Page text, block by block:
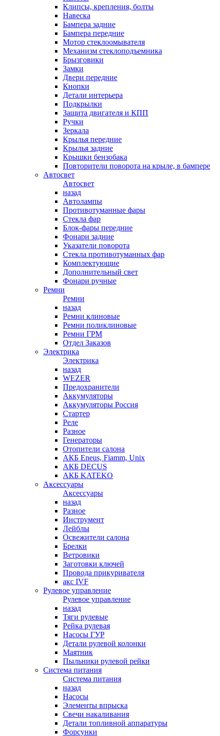
Клипсы, крепления, болты
Навеска
Бампера задние
Бампера передние
Мотор стеклоомывателя
Механизм стеклоподъемника
Брызговики
Замки
Двери передние
Кнопки
Детали интерьера
Подкрылки
Защита двигателя и КПП
Ручки
Зеркала
Крылья передние
Крылья задние
Крышки бензобака
Повторители поворота на крыле, в бампере
Автосвет
Автосвет
назад
Автолампы
Противотуманные фары
Стекла фар
Блок-фары передние
Фонари задние
Указатели поворота
Стекла противотуманных фар
Комплектующие
Дополнительный свет
Фонари ручные
Ремни
Ремни
назад
Ремни клиновые
Ремни поликлиновые
Ремни ГРМ
Отдел Заказов
Электрика
Электрика
назад
WEZER
Предохранители
Аккумуляторы
Аккумуляторы Россия
Стартер
Реле
Разное
Генераторы
Отопители салона
АКБ Eneus, Fiamm, Unix
АКБ DECUS
АКБ KATEKO
Аксессуары
Аксессуары
назад
Разное
Инструмент
Лейблы
Освежители салона
Брелки
Ветровики
Заготовки ключей
Провода прикуривателя
акс IVF
Рулевое управление
Рулевое управление
назад
Тяги рулевые
Рейка рулевая
Насосы ГУР
Детали рулевой колонки
Маятник
Пыльники рулевой рейки
Система питания
Система питания
назад
Насосы
Элементы впрыска
Свечи накаливания
Детали топливной аппаратуры
Форсунки